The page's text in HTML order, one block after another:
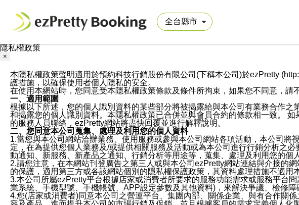
隱私權政策
×
本隱私權政策聲明適用於預約科技行銷股份有限公司(下稱本公司)於ezPretty
護措施，以確保使用者個人隱私的安全。
在使用本網站時，您同意受本隱私權政策條款及條件所拘束，如果您不同意，請
一、適用範圍
根據以下所述，您的個人識別資料的某些部分將被揭露給與本公司有業務合作
和揭露您的個人識別資料。本隱私權政策已合併並與會員合約的條款相一致。
的服務人員聯絡，ezPretty網站將盡快回覆並進行解釋說明。
二、您同意本公司蒐集、處理及利用您的個人資料
1.當您與本公司網站洽辦業務、使用服務或參與本公司網站各項活動，本公司
定，在為提供您個人業務及/或提供相關服務及活動或為本公司進行行銷分析之
動通知、新服務、新產品之通知、行銷分析等用途等，蒐集、處理及利用您的個
2.請您注意，在本網站刊登廣告之第三人或與本公司ezPretty網站連結與介接的
的保護，適用第三方或各該網站個別的隱私權保護政策，其資料處理措施不適
3.本公司所屬ezPretty平台根據店家或消費者所要求的服務功能需求或服務平台
業系統、手機型號、手機帳號、APP設定參數及其他資料)，來解決爭議、檢修
4.您(店家或消費者)同意本公司之營運平台、集團內部、關係企業、與有合作關